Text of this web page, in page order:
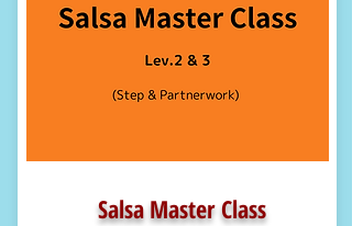
Salsa MasterClass